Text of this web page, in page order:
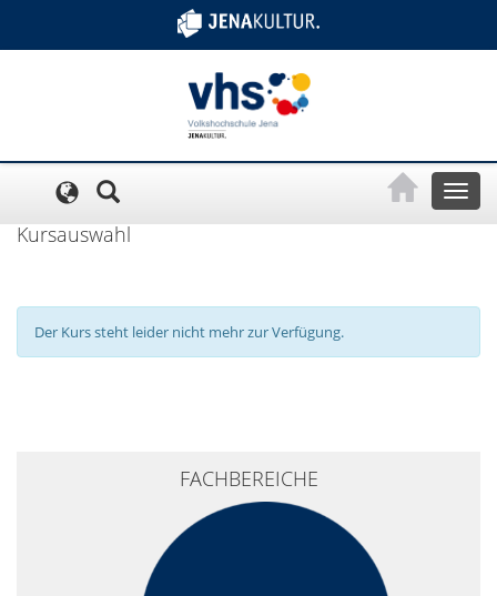
Toggle
Kursauswahl
Der Kurs steht leider nicht mehr zur Verfügung.
FACHBEREICHE